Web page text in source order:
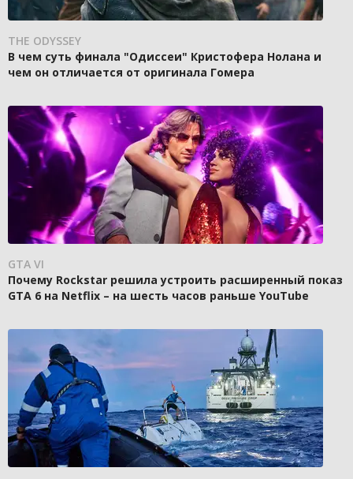
THE ODYSSEY
В чем суть финала "Одиссеи" Кристофера Нолана и
чем он отличается от оригинала Гомера
GTA VI
Почему Rockstar решила устроить расширенный показ
GTA 6 на Netflix – на шесть часов раньше YouTube